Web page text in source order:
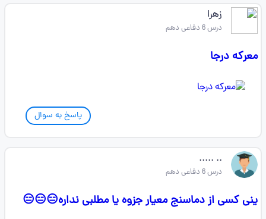
زهرا
درس 6 دفاعی دهم
معرکه درجا
پاسخ به سوال
.. .....
درس 6 دفاعی دهم
ینی کسی از دماسنج معیار جزوه یا مطلبی نداره😑😑😑